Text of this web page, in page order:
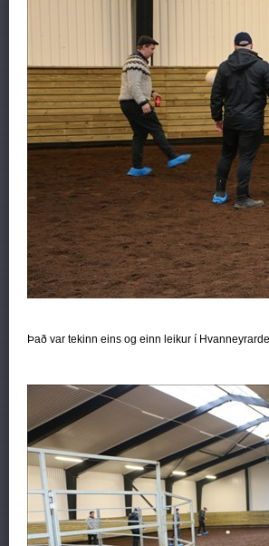
Það var tekinn eins og einn leikur í